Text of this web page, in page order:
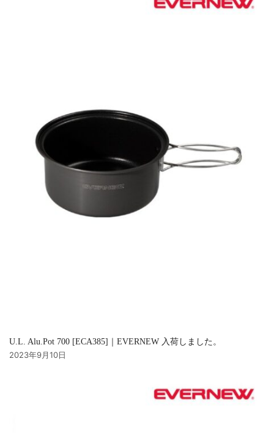
U.L. Alu.Pot 700 [ECA385]｜EVERNEW 入荷しました。
2023年9月10日